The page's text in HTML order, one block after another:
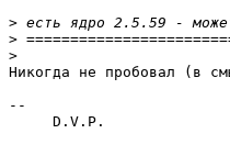
>
>
>
Никогда не пробовал (в
--
     D.V.P.